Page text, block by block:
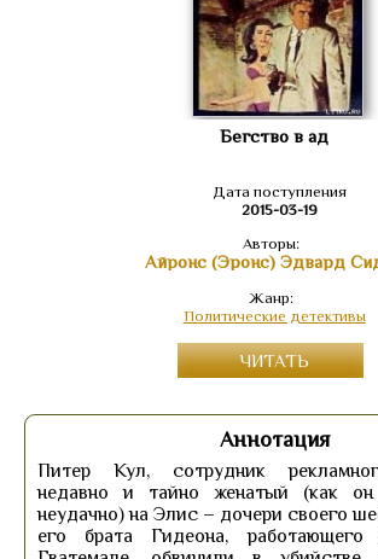
Бегство в ад
Дата поступления
2015-03-19
Авторы:
Айронс (Эронс) Эдвард
Жанр:
Политические детективы
ЧИТАТЬ
Аннотация
Питер Кул, сотрудник
недавно и тайно женатый (как
неудачно) на Элис – дочери своего
его брата Гидеона, работающего